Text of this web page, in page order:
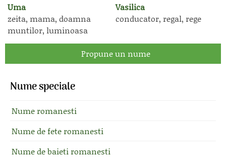
Uma
zeita, mama, doamna
muntilor, luminoasa
Vasilica
conducator, regal, rege
Propune un nume
Nume speciale
Nume romanesti
Nume de fete romanesti
Nume de baieti romanesti